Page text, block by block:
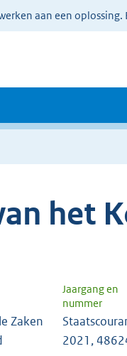
aan een oplossing.
het
Jaargang en
nummer
Zaken
2021,